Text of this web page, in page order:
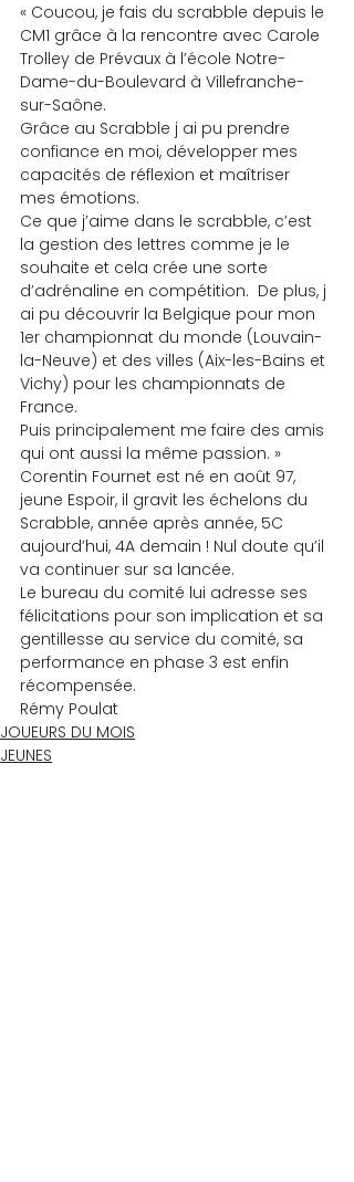
« Coucou, je fais du scrabble depuis le
CM1 grâce à la rencontre avec Carole
Trolley de Prévaux à l’école Notre-
Dame-du-Boulevard à Villefranche-
sur-Saône.
Grâce au Scrabble j ai pu prendre
confiance en moi, développer mes
capacités de réflexion et maîtriser
mes émotions.
Ce que j’aime dans le scrabble, c’est
la gestion des lettres comme je le
souhaite et cela crée une sorte
d’adrénaline en compétition.  De plus, j
ai pu découvrir la Belgique pour mon
1er championnat du monde (Louvain-
la-Neuve) et des villes (Aix-les-Bains et
Vichy) pour les championnats de
France.
Puis principalement me faire des amis
qui ont aussi la même passion. »
Corentin Fournet est né en août 97,
jeune Espoir, il gravit les échelons du
Scrabble, année après année, 5C
aujourd’hui, 4A demain ! Nul doute qu’il
va continuer sur sa lancée.
Le bureau du comité lui adresse ses
félicitations pour son implication et sa
gentillesse au service du comité, sa
performance en phase 3 est enfin
récompensée.
Rémy Poulat
JOUEURS DU MOIS
JEUNES